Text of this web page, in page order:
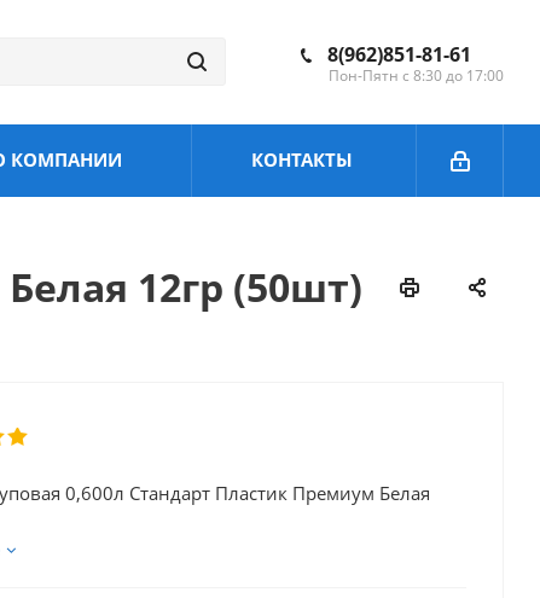
8(962)851-81-61
Пон-Пятн с 8:30 до 17:00
КОМПАНИИ КОНТАКТЫ
12гр (50шт)
0,600л Стандарт Пластик Премиум Белая